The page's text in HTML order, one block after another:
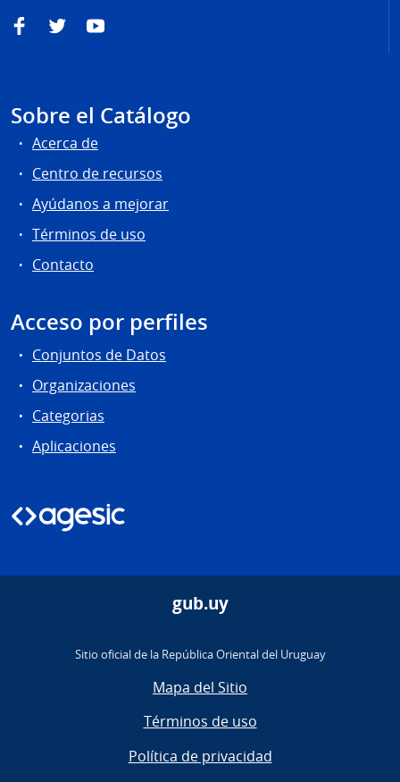
FacebookTwitterYouTube
Sobre el Catálogo
Acerca de
Centro de recursos
Ayúdanos a mejorar
Términos de uso
Contacto
Acceso por perfiles
Conjuntos de Datos
Organizaciones
Categorias
Aplicaciones
gub.uy
Sitio oficial de la República Oriental del Uruguay
Mapa del Sitio
Términos de uso
Política de privacidad